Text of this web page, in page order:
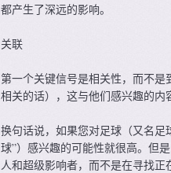
都产生了深远的影响。
关联
第一个关键信号是相关性，而不是
相关的话），这与他们感兴趣的内
换句话说，如果您对足球（又名足
球”）感兴趣的可能性就很高。但
人和超级影响者，而不是在寻找